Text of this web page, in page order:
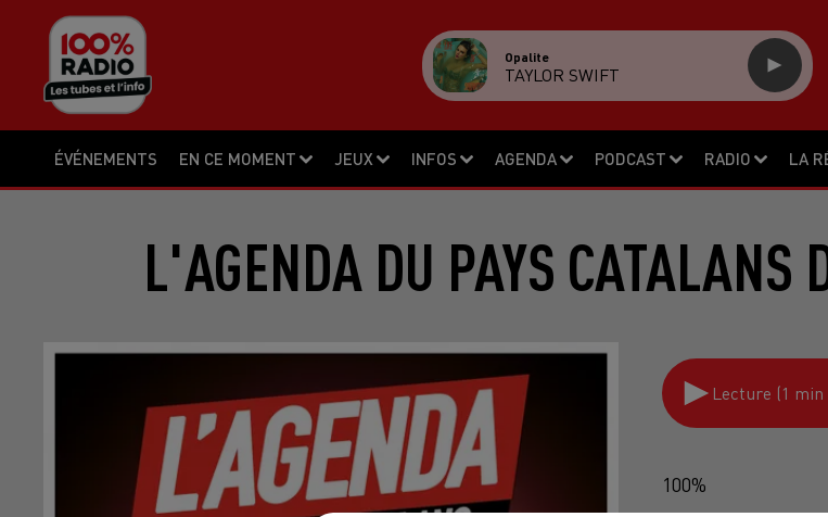
ÉVÉNEMENTS EN CE MOMENT JEUX INFOS AGENDA PODCAST RADIO LA
Opalite
TAYLOR SWIFT
L'AGENDA DU PAYS
Lecture (1 min
100%